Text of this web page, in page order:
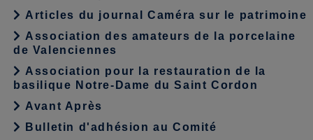
Articles du journal Caméra sur le patrimoine
Association des amateurs de la porcelaine
de Valenciennes
Association pour la restauration de la
basilique Notre-Dame du Saint Cordon
Avant Après
Bulletin d'adhésion au Comité